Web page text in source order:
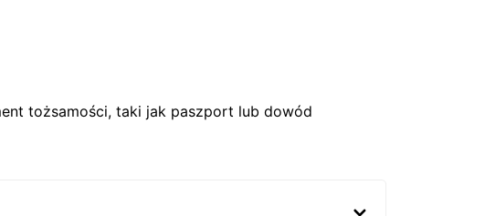
tożsamości, taki jak paszport lub dowód